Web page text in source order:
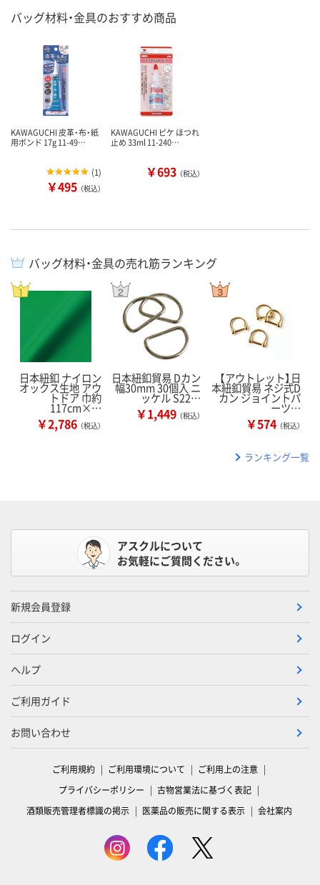
バッグ材料・金具のおすすめ商品
KAWAGUCHI 皮革・布・紙
用ボンド 17g 11-49…
(1)
￥495 （税込）
KAWAGUCHI ピケ ほつれ
止め 33ml 11-240…
￥693 （税込）
バッグ材料・金具の売れ筋ランキング
日本紐釦 ナイロン
オックス生地 アウ
トドア 巾約
117cm×…
￥2,786 （税込）
日本紐釦貿易 Dカン
幅30mm 30個入 ニ
ッケル S22…
￥1,449 （税込）
【アウトレット】日
本紐釦貿易 ネジ式D
カン ジョイントパ
ーツ…
￥574 （税込）
ランキング一覧
アスクルについて
お気軽にご質問ください。
新規会員登録
ログイン
ヘルプ
ご利用ガイド
お問い合わせ
ご利用規約 ご利用環境について
ご利用上の注意
プライバシーポリシー
古物営業法に基づく表記
酒類販売管理者標識の掲示
医薬品の販売に関する表示 会社案内